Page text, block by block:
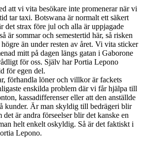
att vi vita besökare inte promenerar när vi
tar taxi. Botswana är normalt ett säkert
det strax före jul och alla är uppjagade
är sommar och semestertid här, så risken
än under resten av året. Vi vita sticker
mitt på dagen längs gatan i Gaborone
för oss. Själv har Portia Lepono
för egen del.
förhandla löner och villkor är fackets
enskilda problem där vi får hjälpa till
kassadifferenser eller att den anställde
kunder. Är man skyldig till bedrägeri blir
det är andra förseelser blir det kanske en
helt enkelt oskyldig. Så är det faktiskt i
Lepono.